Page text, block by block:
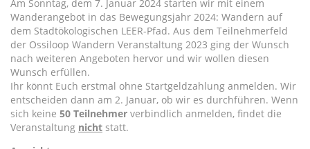
Am Sonntag, dem 7. Januar 2024 starten wir mit einem
Wanderangebot in das Bewegungsjahr 2024: Wandern auf
dem Stadtökologischen LEER-Pfad. Aus dem Teilnehmerfeld
der Ossiloop Wandern Veranstaltung 2023 ging der Wunsch
nach weiteren Angeboten hervor und wir wollen diesen
Wunsch erfüllen.
Ihr könnt Euch erstmal ohne Startgeldzahlung anmelden. Wir
entscheiden dann am 2. Januar, ob wir es durchführen. Wenn
sich keine 50 Teilnehmer verbindlich anmelden, findet die
Veranstaltung nicht statt.